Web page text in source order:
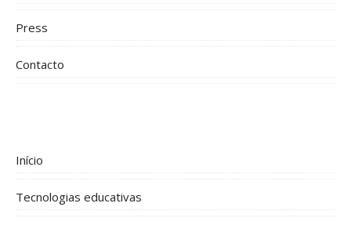
Press
Contacto
Início
Tecnologias educativas